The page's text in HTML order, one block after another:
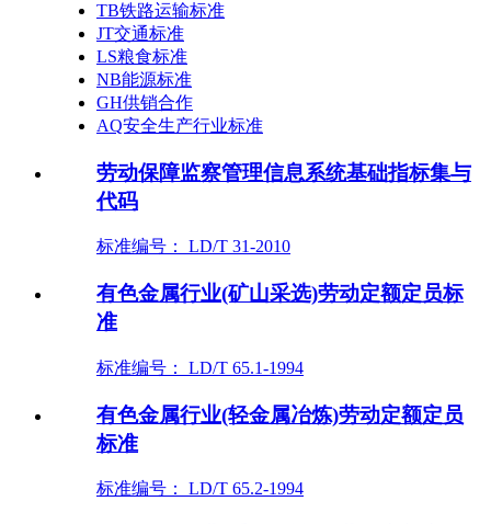
TB铁路运输标准
JT交通标准
LS粮食标准
NB能源标准
GH供销合作
AQ安全生产行业标准
劳动保障监察管理信息系统基础指标集与
代码
标准编号： LD/T 31-2010
有色金属行业(矿山采选)劳动定额定员标
准
标准编号： LD/T 65.1-1994
有色金属行业(轻金属冶炼)劳动定额定员
标准
标准编号： LD/T 65.2-1994